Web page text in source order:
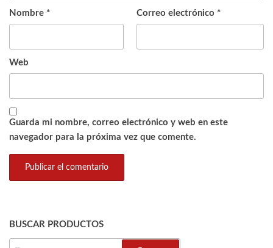
Nombre * Correo electrónico *
Web
Guarda mi nombre, correo electrónico y web en este
navegador para la próxima vez que comente.
BUSCAR PRODUCTOS
BUSCAR: